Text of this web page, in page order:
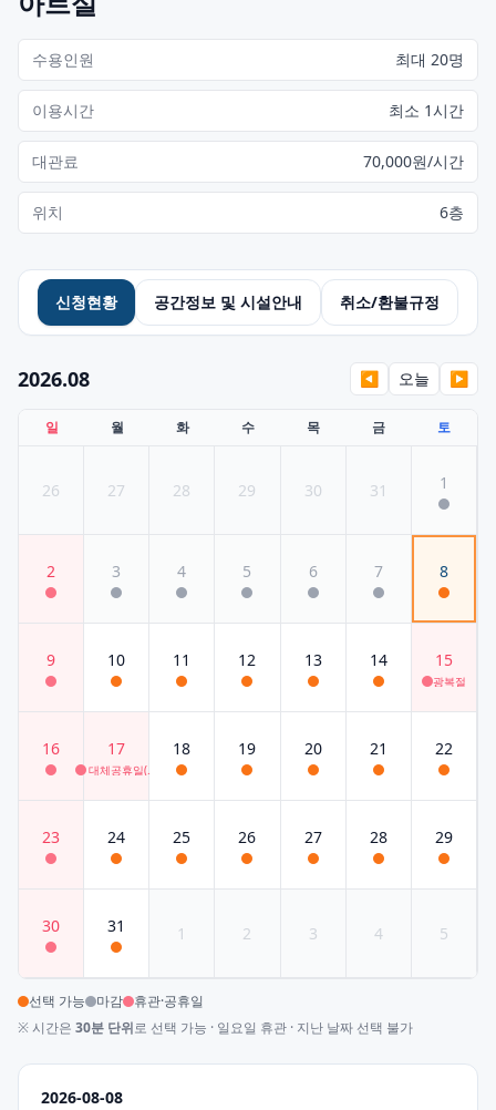
수용인원 최대 20명
이용시간 최소 1시간
대관료 70,000원/시간
위치 6층
신청현황 공간정보 및 시설안내 취소/환불규정
2026.08 ◀ 오늘 ▶
일 월 화 수 목 금 토
26 27 28 29 30 31 1
2 3 4 5 6 7 8
9 10 11 12 13 14 15
광복절
16 17
대체공휴일(광복절)
18 19 20 21 22
23 24 25 26 27 28 29
30 31 1 2 3 4 5
선택 가능 마감
휴관·공휴일
※ 시간은 30분 단위로 선택 가능 · 일요일 휴관 · 지난 날짜 선택 불가
2026-08-08